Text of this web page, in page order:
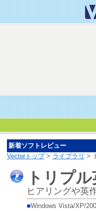
新着ソフトレビュー
Vectorトップ> ライブラリ >
トリプ
ヒアリングや英
■Windows Vista/XP/